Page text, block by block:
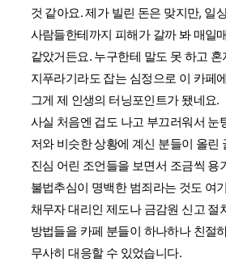
것 같아요. 제가 빌린 돈은 맞지만, 일
사람들한테까지 피해가 갈까 봐 매일
같았거든요. 누구한테 말도 못 하고
지푸라기라도 잡는 심정으로 이 카페
그게 제 인생의 터닝포인트가 됐네요.
사실 처음엔 겁도 나고 부끄러워서 눈
저와 비슷한 상황에 계신 분들이 올린
진심 어린 조언들을 보면서 조금씩 용
불법추심이 명백한 범죄라는 것도 여
채무자 대리인 제도나 금감원 신고 절
방법들을 카페 분들이 하나하나 친절
무사히 대응할 수 있었습니다.